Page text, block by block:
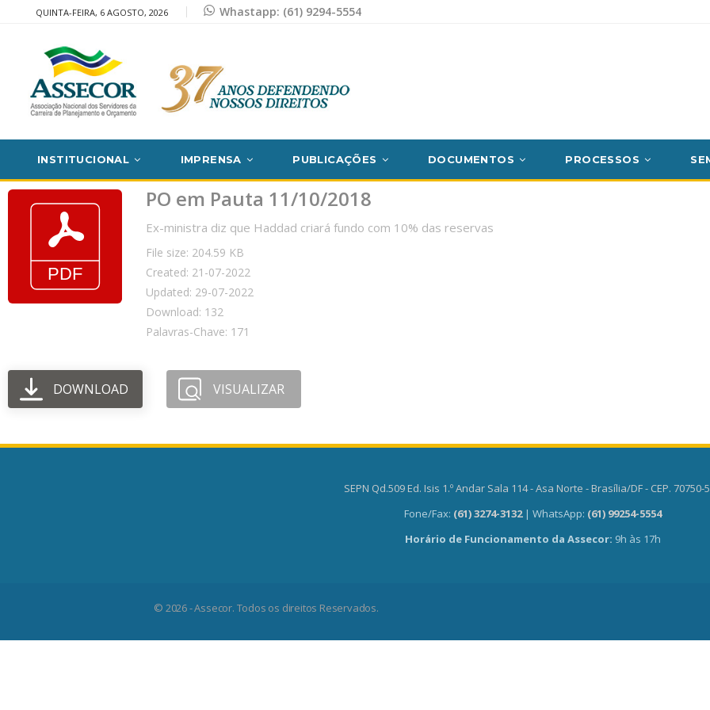
QUINTA-FEIRA, 6 AGOSTO, 2026 Whastapp: (61) 9294-5554
INSTITUCIONAL IMPRENSA PUBLICAÇÕES DOCUMENTOS PROCESSOS
PO em Pauta 11/10/2018
Ex-ministra diz que Haddad criará fundo com 10% das reservas
File size: 204.59 KB
Created: 21-07-2022
Updated: 29-07-2022
Download: 132
Palavras-Chave: 171
DOWNLOAD VISUALIZAR
SEPN Qd.509 Ed. Isis 1.º Andar Sala 114 - Asa Norte - Brasília/DF - CEP. 70750-
Fone/Fax: (61) 3274-3132 | WhatsApp: (61) 99254-5554
Horário de Funcionamento da Assecor: 9h às 17h
© 2026 - Assecor. Todos os direitos Reservados.